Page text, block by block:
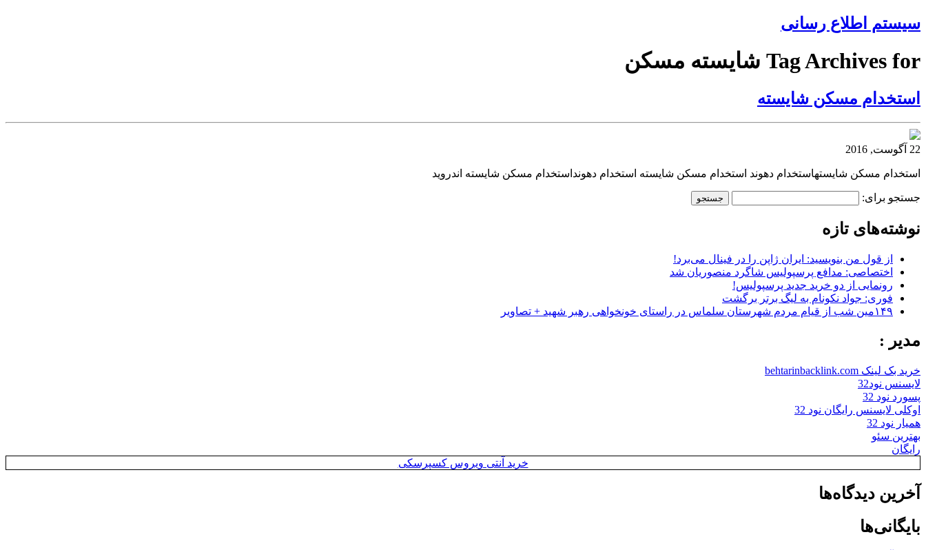
سیستم اطلاع رسانی
Tag Archives for شایسته مسکن
استخدام مسکن شایسته
22 آگوست, 2016
استخدام مسکن شایستهاستخدام دهوند استخدام مسکن شایسته استخدام دهونداستخدام مسکن شایسته اندروید
جستجو برای:
نوشته‌های تازه
از قول من بنویسید: ایران ژاپن را در فینال می‌برد!
اختصاصی: مدافع پرسپولیس شاگرد منصوریان شد
رونمایی از دو خرید جدید پرسپولیس!
فوری: جواد نکونام به لیگ برتر برگشت
۱۴۹مین شب از قیام مردم شهرستان سلماس در راستای خونخواهی رهبر شهید + تصاویر
مدیر :
خرید بک لینک behtarinbacklink.com
لایسنس نود32
پسورد نود 32
اوکلی لایسنس رایگان نود 32
همیار نود 32
بهترین سئو
رایگان
خرید آنتی ویروس کسپرسکی
آخرین دیدگاه‌ها
بایگانی‌ها